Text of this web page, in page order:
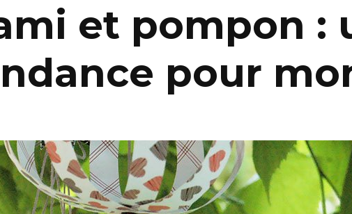
et pompon :
pour